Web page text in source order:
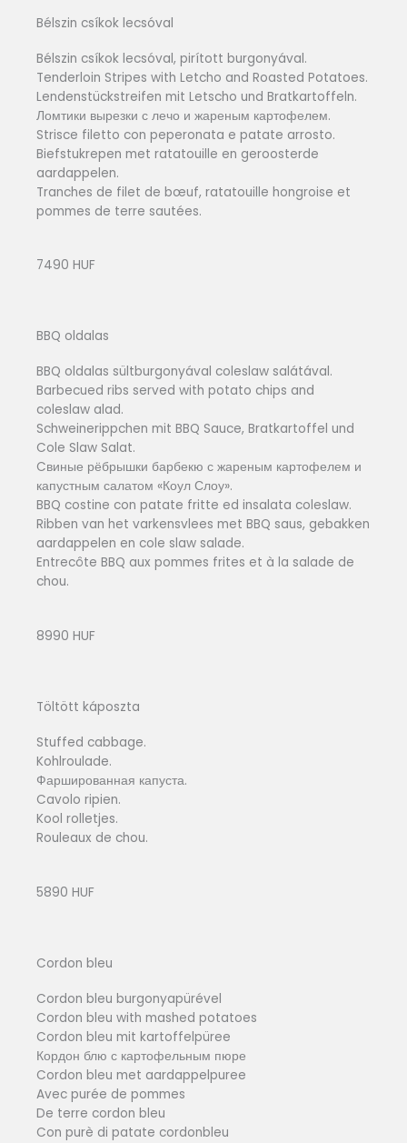
Bélszin csíkok lecsóval
Bélszin csíkok lecsóval, pirított burgonyával.
Tenderloin Stripes with Letcho and Roasted Potatoes.
Lendenstückstreifen mit Letscho und Bratkartoffeln.
Ломтики вырезки с лечо и жареным картофелем.
Strisce filetto con peperonata e patate arrosto.
Biefstukrepen met ratatouille en geroosterde
aardappelen.
Tranches de filet de bœuf, ratatouille hongroise et
pommes de terre sautées.
7490 HUF
BBQ oldalas
BBQ oldalas sültburgonyával coleslaw salátával.
Barbecued ribs served with potato chips and
coleslaw alad.
Schweinerippchen mit BBQ Sauce, Bratkartoffel und
Cole Slaw Salat.
Cвиные рёбрышки барбекю с жареным картофелем и
капустным салатом «Коул Слоу».
BBQ costine con patate fritte ed insalata coleslaw.
Ribben van het varkensvlees met BBQ saus, gebakken
aardappelen en cole slaw salade.
Entrecôte BBQ aux pommes frites et à la salade de
chou.
8990 HUF
Töltött káposzta
Stuffed cabbage.
Kohlroulade.
Фаршированная капуста.
Cavolo ripien.
Kool rolletjes.
Rouleaux de chou.
5890 HUF
Cordon bleu
Cordon bleu burgonyapürével
Cordon bleu with mashed potatoes
Cordon bleu mit kartoffelpüree
Кордон блю с картофельным пюре
Cordon bleu met aardappelpuree
Avec purée de pommes
De terre cordon bleu
Con purè di patate cordonbleu